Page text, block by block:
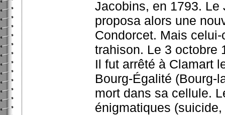
Jacobins, en 1793. Le
proposa alors une
Condorcet. Mais
trahison. Le 3 octobre
Il fut arrêté à Clamart
Bourg-Égalité (Bourg-
mort dans sa cellule.
énigmatiques